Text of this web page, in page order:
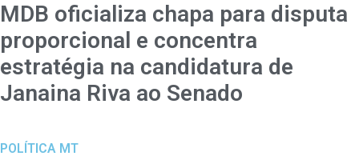
MDB oficializa chapa para disputa
proporcional e concentra
estratégia na candidatura de
Janaina Riva ao Senado
POLÍTICA MT